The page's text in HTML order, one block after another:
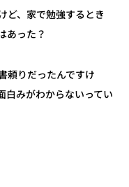
ど、家で勉強するとき
あった？
頼りだったんですけ
白みがわからないってい